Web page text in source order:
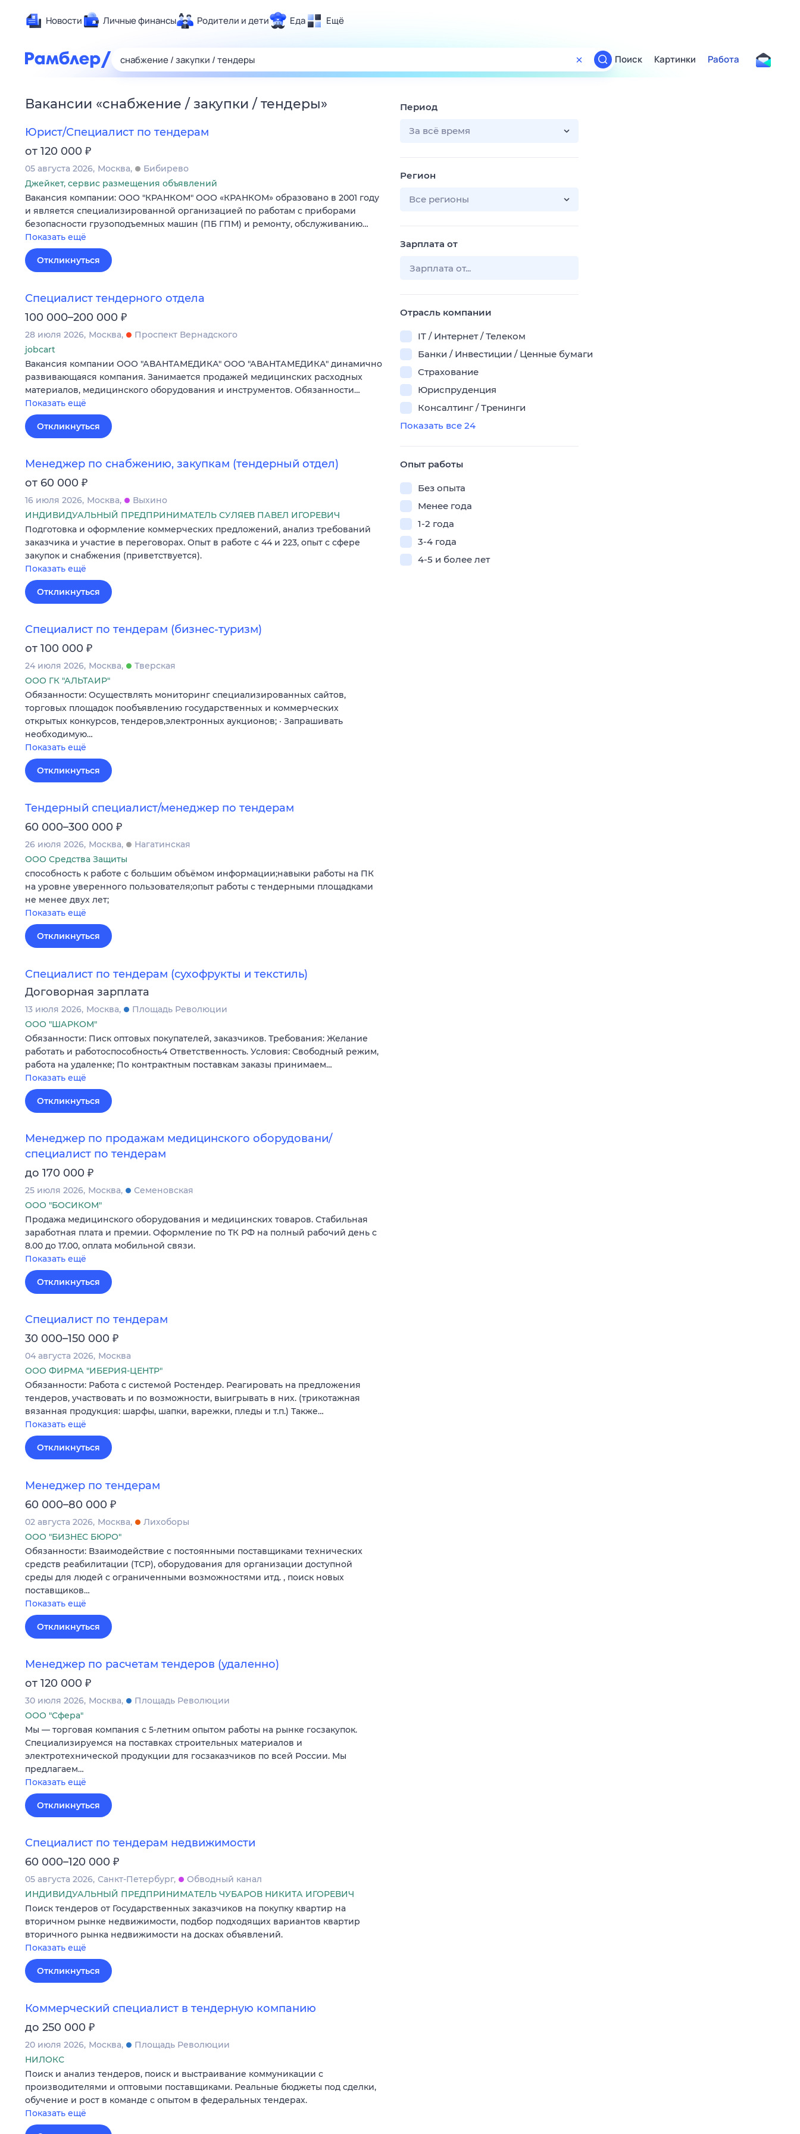
Новости Личные финансы Родители и дети Еда Ещё
Здоровье
Развлечения и отдых
Спорт
Сберегаем вместе
Гороскопы
Поиск
ТВ-программа
Поиск Картинки Работа
Вакансии «снабжение / закупки / тендеры»
Юрист/Специалист по тендерам
от 120 000 ₽
05 августа 2026 Москва
Бибирево
Джейкет, сервис размещения объявлений
Вакансия компании: ООО "КРАНКОМ" ООО «КРАНКОМ» образовано в 2001 году
и является специализированной организацией по работам с приборами
безопасности грузоподъемных машин (ПБ ГПМ) и ремонту, обслуживанию…
Показать ещё
Откликнуться
Специалист тендерного отдела
100 000–200 000 ₽
28 июля 2026 Москва
Проспект Вернадского
jobcart
Вакансия компании ООО "АВАНТАМЕДИКА" ООО "АВАНТАМЕДИКА" динамично
развивающаяся компания. Занимается продажей медицинских расходных
материалов, медицинского оборудования и инструментов. Обязанности…
Показать ещё
Откликнуться
Менеджер по снабжению, закупкам (тендерный отдел)
от 60 000 ₽
16 июля 2026 Москва
Выхино
ИНДИВИДУАЛЬНЫЙ ПРЕДПРИНИМАТЕЛЬ СУЛЯЕВ ПАВЕЛ ИГОРЕВИЧ
Подготовка и оформление коммерческих предложений, анализ требований
заказчика и участие в переговорах. Опыт в работе с 44 и 223, опыт с сфере
закупок и снабжения (приветствуется).
Показать ещё
Откликнуться
Специалист по тендерам (бизнес-туризм)
от 100 000 ₽
24 июля 2026 Москва
Тверская
ООО ГК "АЛЬТАИР"
Обязанности: Осуществлять мониторинг специализированных сайтов,
торговых площадок пообъявлению государственных и коммерческих
открытых конкурсов, тендеров,электронных аукционов; · Запрашивать
необходимую…
Показать ещё
Откликнуться
Тендерный специалист/менеджер по тендерам
60 000–300 000 ₽
26 июля 2026 Москва
Нагатинская
ООО Средства Защиты
способность к работе с большим объёмом информации;навыки работы на ПК
на уровне уверенного пользователя;опыт работы с тендерными площадками
не менее двух лет;
Показать ещё
Откликнуться
Специалист по тендерам (сухофрукты и текстиль)
Договорная зарплата
13 июля 2026 Москва
Площадь Революции
ООО "ШАРКОМ"
Обязанности: Писк оптовых покупателей, заказчиков. Требования: Желание
работать и работоспособность4 Ответственность. Условия: Свободный режим,
работа на удаленке; По контрактным поставкам заказы принимаем…
Показать ещё
Откликнуться
Менеджер по продажам медицинского оборудовани/
специалист по тендерам
до 170 000 ₽
25 июля 2026 Москва
Семеновская
ООО "БОСИКОМ"
Продажа медицинского оборудования и медицинских товаров. Стабильная
заработная плата и премии. Оформление по ТК РФ на полный рабочий день с
8.00 до 17.00, оплата мобильной связи.
Показать ещё
Откликнуться
Специалист по тендерам
30 000–150 000 ₽
04 августа 2026 Москва
ООО ФИРМА "ИБЕРИЯ-ЦЕНТР"
Обязанности: Работа с системой Ростендер. Реагировать на предложения
тендеров, участвовать и по возможности, выигрывать в них. (трикотажная
вязанная продукция: шарфы, шапки, варежки, пледы и т.п.) Также…
Показать ещё
Откликнуться
Менеджер по тендерам
60 000–80 000 ₽
02 августа 2026 Москва
Лихоборы
ООО "БИЗНЕС БЮРО"
Обязанности: Взаимодействие с постоянными поставщиками технических
средств реабилитации (ТСР), оборудования для организации доступной
среды для людей с ограниченными возможностями итд. , поиск новых
поставщиков…
Показать ещё
Откликнуться
Менеджер по расчетам тендеров (удаленно)
от 120 000 ₽
30 июля 2026 Москва
Площадь Революции
ООО "Сфера"
Мы — торговая компания с 5-летним опытом работы на рынке госзакупок.
Специализируемся на поставках строительных материалов и
электротехнической продукции для госзаказчиков по всей России. Мы
предлагаем…
Показать ещё
Откликнуться
Специалист по тендерам недвижимости
60 000–120 000 ₽
05 августа 2026 Санкт-Петербург
Обводный канал
ИНДИВИДУАЛЬНЫЙ ПРЕДПРИНИМАТЕЛЬ ЧУБАРОВ НИКИТА ИГОРЕВИЧ
Поиск тендеров от Государственных заказчиков на покупку квартир на
вторичном рынке недвижимости, подбор подходящих вариантов квартир
вторичного рынка недвижимости на досках объявлений.
Показать ещё
Откликнуться
Коммерческий специалист в тендерную компанию
до 250 000 ₽
20 июля 2026 Москва
Площадь Революции
НИЛОКС
Поиск и анализ тендеров, поиск и выстраивание коммуникации с
производителями и оптовыми поставщиками. Реальные бюджеты под сделки,
обучение и рост в команде с опытом в федеральных тендерах.
Показать ещё
Период
За всё время
Регион
Все регионы
Зарплата от
Отрасль компании
IT / Интернет / Телеком
Банки / Инвестиции / Ценные бумаги
Страхование
Юриспруденция
Консалтинг / Тренинги
Показать все 24
Опыт работы
Без опыта
Менее года
1-2 года
3-4 года
4-5 и более лет